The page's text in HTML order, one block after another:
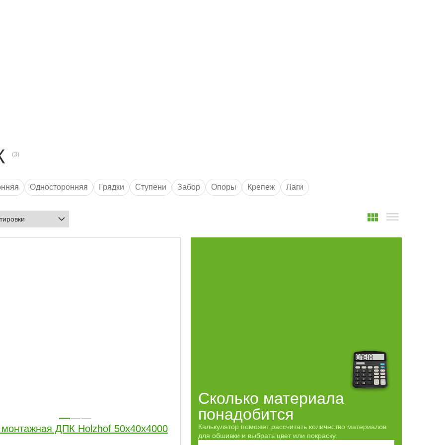
Односторонняя Грядки Ступени Забор Опоры Крепеж Лаги
монтажная ДПК Holzhof 50х40х4000
Сколько материала
понадобится
Калькулятор поможет рассчитать количество материалов
для обшивки и выбрать цвет или покраску.